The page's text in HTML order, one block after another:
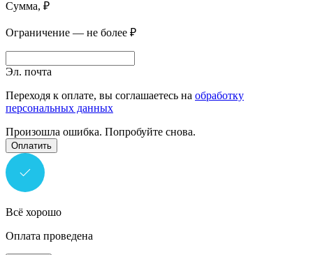
Сумма, ₽
Ограничение — не более ₽
Эл. почта
Переходя к оплате, вы соглашаетесь на обработку
персональных данных
Произошла ошибка. Попробуйте снова.
Оплатить
Всё хорошо
Оплата проведена